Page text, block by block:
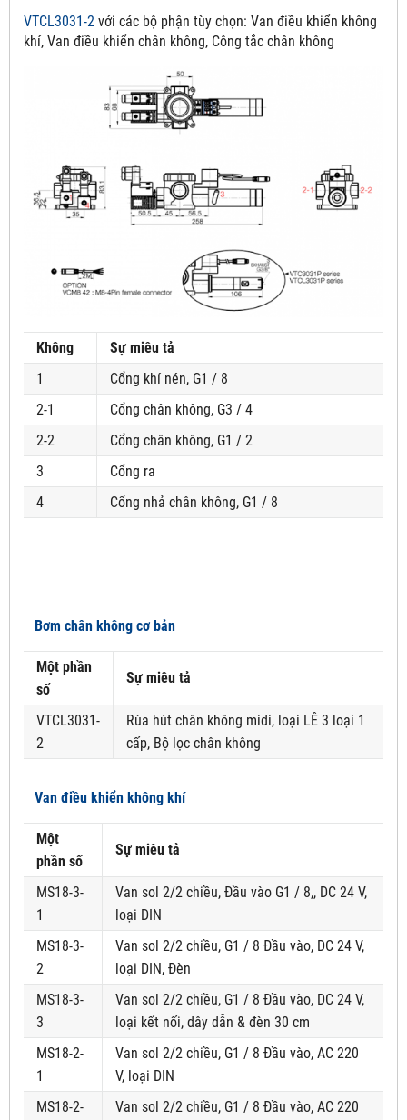
VTCL3031-2 với các bộ phận tùy chọn: Van điều khiển không
khí, Van điều khiển chân không, Công tắc chân không
Không
Sự miêu tả
1
Cổng khí nén, G1 / 8
2-1
Cổng chân không, G3 / 4
2-2
Cổng chân không, G1 / 2
3
Cổng ra
4
Cổng nhả chân không, G1 / 8
Bơm chân không cơ bản
Một phần
số
Sự miêu tả
VTCL3031-
2
Rùa hút chân không midi, loại LÊ 3 loại 1
cấp, Bộ lọc chân không
Van điều khiển không khí
Một
phần số
Sự miêu tả
MS18-3-
1
Van sol 2/2 chiều, Đầu vào G1 / 8,, DC 24 V,
loại DIN
MS18-3-
2
Van sol 2/2 chiều, G1 / 8 Đầu vào, DC 24 V,
loại DIN, Đèn
MS18-3-
3
Van sol 2/2 chiều, G1 / 8 Đầu vào, DC 24 V,
loại kết nối, dây dẫn & đèn 30 cm
MS18-2-
1
Van sol 2/2 chiều, G1 / 8 Đầu vào, AC 220
V, loại DIN
MS18-2-
Van sol 2/2 chiều, G1 / 8 Đầu vào, AC 220